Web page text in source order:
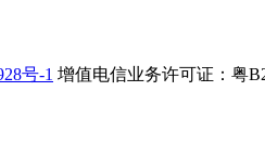
号-1 增值电信业务许可证：粤